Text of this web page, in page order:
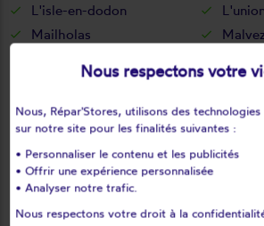
L'isle-en-dodon
Mailholas
Marignac-laspeyres
Marquefave
Martisserre
Martres-tolosane
Massabrac
Nous respectons votre
Nous, Répar'Stores, utilisons des
sur notre site pour les finalités suivantes :
• Personnaliser le contenu et les publicités
• Offrir une expérience personnalisée
• Analyser notre trafic.
Nous respectons votre droit à la